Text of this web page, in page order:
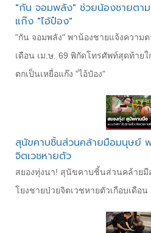
"กัน จอมพลัง" ช่วยน้องชายตา
แก๊ง "ไอ้ป๋อง"
"กัน จอมพลัง" พาน้องชายแจ้งความ
เดือน เม.ษ. 69 พิกัดโทรศัพท์สุดท้าย
ตกเป็นเหยื่อแก๊ง "ไอ้ป๋อง"
สุนัขคาบชิ้นส่วนคล้ายมือมนุษย์
จิตเวชหายตัว
สยองทุ่งนา! สุนัขคาบชิ้นส่วนคล้าย
โยงชายป่วยจิตเวชหายตัวเกือบเดือ